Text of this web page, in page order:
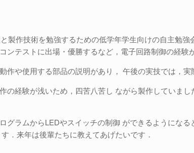
製作技術を勉強するための低学年学生向けの自主勉
ンテストに出場・優勝するなど，電子回路制御の経験
作や使用する部品の説明があり， 午後の実技では，実
の経験が浅いため，四苦八苦し ながら製作していま
グラムからLEDやスイッチの制御 ができるようにな
．来年は後輩たちに教えてあげたいです．